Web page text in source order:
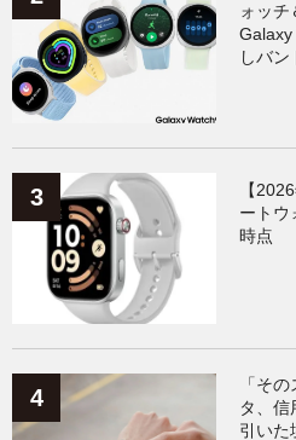
ォッチ
しバ
【
ートウ
時点
「そ
タ、信
引いた